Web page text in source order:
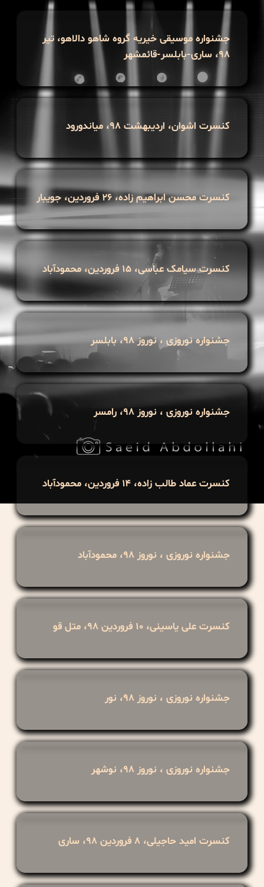
جشنواره موسیقی خیریه گروه شاهو دالاهو، تیر
۹۸، ساری-بابلسر-قائمشهر
کنسرت اشوان، اردیبهشت ۹۸، میاندورود
کنسرت محسن ابراهیم زاده، ۲۶ فروردین، جویبار
کنسرت سیامک عباسی، ۱۵ فروردین، محمودآباد
جشنواره نوروزی ، نوروز ۹۸، بابلسر
جشنواره نوروزی ، نوروز ۹۸، رامسر
کنسرت عماد طالب زاده، ۱۴ فروردین، محمودآباد
جشنواره نوروزی ، نوروز ۹۸، محمودآباد
کنسرت علی یاسینی، ۱۰ فروردین ۹۸، متل قو
جشنواره نوروزی ، نوروز ۹۸، نور
جشنواره نوروزی ، نوروز ۹۸، نوشهر
کنسرت امید حاجیلی، ۸ فروردین ۹۸، ساری